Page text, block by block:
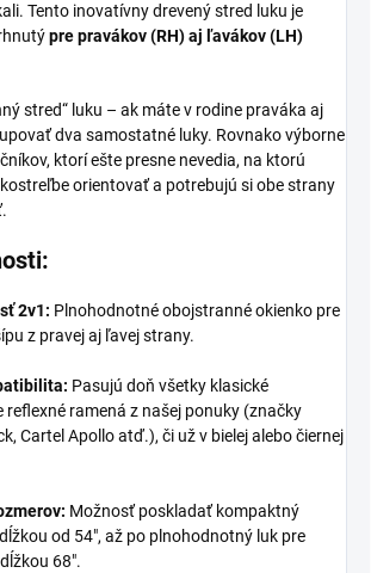
Tento inovatívny drevený stred luku je
pre pravákov (RH) aj ľavákov (LH)
stred“ luku – ak máte v rodine praváka aj
dva samostatné luky. Rovnako výborne
ktorí ešte presne nevedia, na ktorú
orientovať a potrebujú si obe strany
2v1: Plnohodnotné obojstranné okienko pre
z pravej aj ľavej strany.
Pasujú doň všetky klasické
reflexné ramená z našej ponuky (značky
Cartel Apollo atď.), či už v bielej alebo čiernej
Možnosť poskladať kompaktný
od 54", až po plnohodnotný luk pre
68".